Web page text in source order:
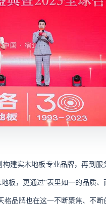
建实木地板专业品牌，再到服
板，更通过“表里如一的品质
品牌也在这一不断聚焦、不